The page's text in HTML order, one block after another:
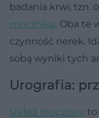
badania krwi, tzn.
mocznika. Oba te
czynność nerek.
sobą wyniki tych
Urografia:
Układ moczowy to